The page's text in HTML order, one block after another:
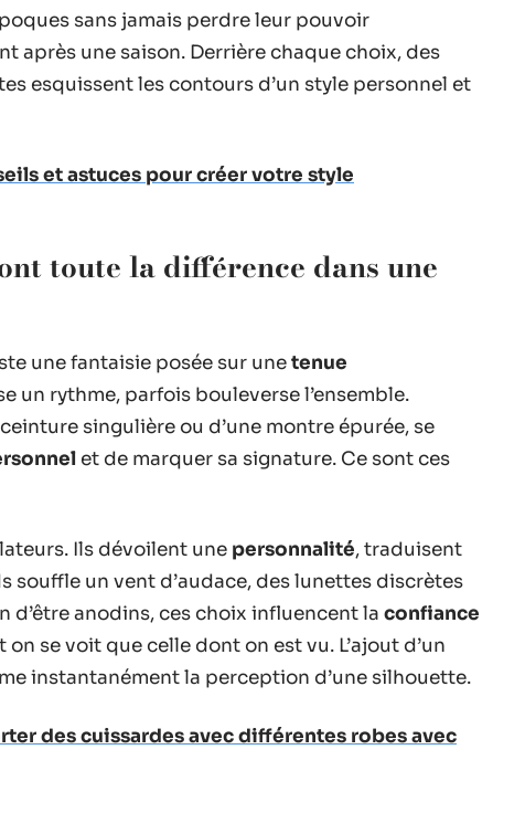
sans jamais perdre leur pouvoir
après une saison. Derrière chaque choix, des
esquissent les contours d’un style personnel et
et astuces pour créer votre style
toute la différence dans une
une fantaisie posée sur unetenue
un rythme, parfois bouleverse l’ensemble.
singulière ou d’une montre épurée, se
et de marquer sa signature. Ce sont ces
Ils dévoilent une personnalité, traduisent
souffle un vent d’audace, des lunettes discrètes
d’être anodins, ces choix influencent la confiance
se voit que celle dont on est vu. L’ajout d’un
instantanément la perception d’une silhouette.
des cuissardes avec différentes robes avec